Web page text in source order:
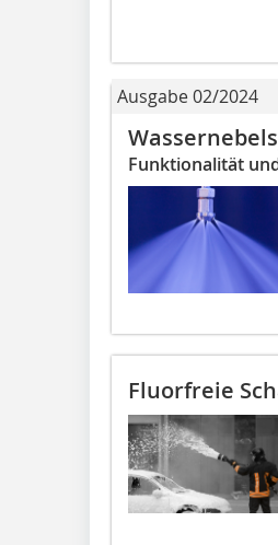
Ausgabe 02/2024
Funktionalität
Fluorfreie